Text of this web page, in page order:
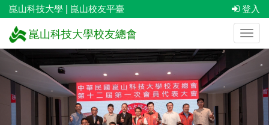
崑山科技大學 崑山校友平臺 登入
崑山科技大學校友總會
上
張
下
一